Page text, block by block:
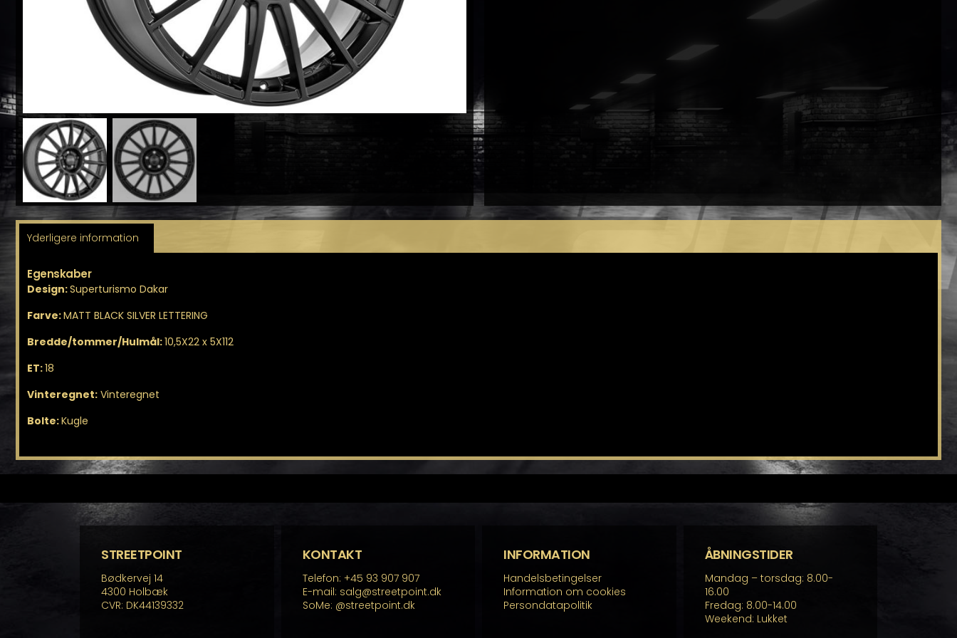
Yderligere information
Egenskaber
Design:Superturismo Dakar
Farve:MATT BLACK SILVER LETTERING
Bredde/tommer/Hulmål:10,5X22 x 5X112
ET:18
Vinteregnet: Vinteregnet
Bolte:Kugle
STREETPOINT
Bødkervej 14
4300 Holbæk
CVR: DK44139332
KONTAKT
Telefon: +45 93 907 907
E-mail: salg@streetpoint.dk
SoMe: @streetpoint.dk
INFORMATION
Handelsbetingelser
Information om cookies
Persondatapolitik
ÅBNINGSTIDER
Mandag – torsdag: 8.00-
16.00
Fredag: 8.00-14.00
Weekend: Lukket